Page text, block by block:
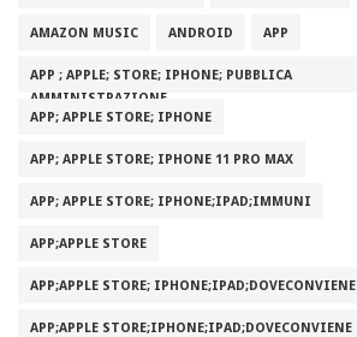
AMAZON MUSIC ANDROID APP
APP ; APPLE; STORE; IPHONE; PUBBLICA
AMMINISTRAZIONE
APP; APPLE STORE; IPHONE
APP; APPLE STORE; IPHONE 11 PRO MAX
APP; APPLE STORE; IPHONE;IPAD;IMMUNI
APP;APPLE STORE
APP;APPLE STORE; IPHONE;IPAD;DOVECONVIENE
APP;APPLE STORE;IPHONE;IPAD;DOVECONVIENE